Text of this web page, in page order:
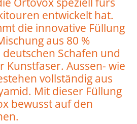
entwickelt hat.
die innovative Füllung
aus 80 %
Schafen und
Kunstfaser. Aussen- wie
vollständig aus
Mit dieser Füllung
bewusst auf den